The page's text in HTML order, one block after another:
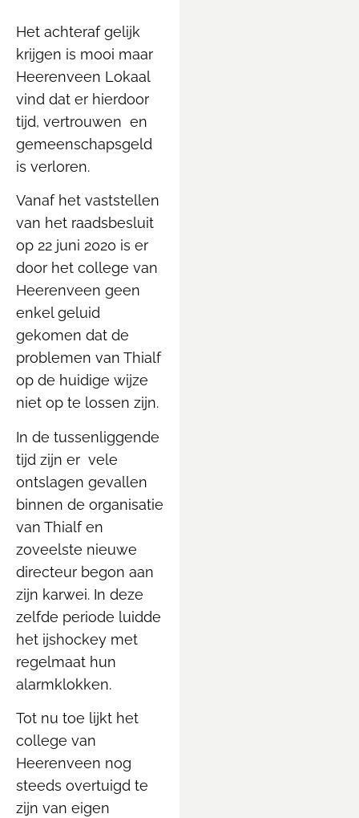
Het achteraf gelijk
krijgen is mooi maar
Heerenveen Lokaal
vind dat er hierdoor
tijd, vertrouwen en
gemeenschapsgeld
is verloren.
Vanaf het vaststellen
van het raadsbesluit
op 22 juni 2020 is er
door het college van
Heerenveen geen
enkel geluid
gekomen dat de
problemen van Thialf
op de huidige wijze
niet op te lossen zijn.
In de tussenliggende
tijd zijn er vele
ontslagen gevallen
binnen de organisatie
van Thialf en
zoveelste nieuwe
directeur begon aan
zijn karwei. In deze
zelfde periode luidde
het ijshockey met
regelmaat hun
alarmklokken.
Tot nu toe lijkt het
college van
Heerenveen nog
steeds overtuigd te
zijn van eigen